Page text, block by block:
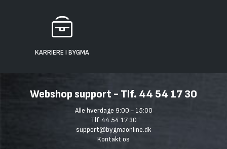
KARRIERE I BYGMA
Webshop support - Tlf. 44 54 17 30
Alle hverdage 9:00 - 15:00
Tlf. 44 54 17 30
support@bygmaonline.dk
Kontakt os